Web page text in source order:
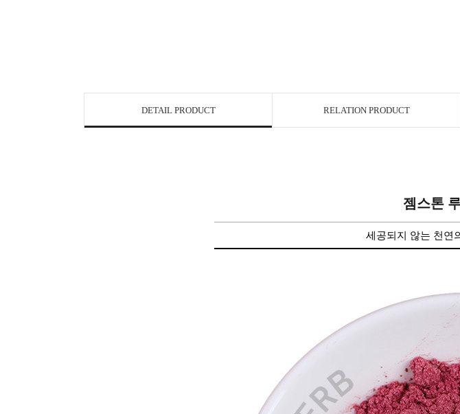
DETAIL PRODUCT RELATION PRODUCT
젬스톤
세공되지 않는 천연